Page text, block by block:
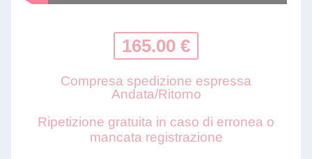
165.00 €
Compresa spedizione espressa
Andata/Ritorno
Ripetizione gratuita in caso di erronea o
mancata registrazione